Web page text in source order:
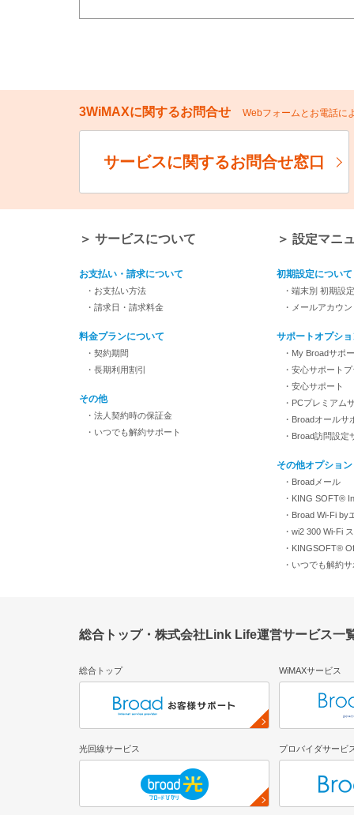
3WiMAXに関するお問合せ Webフォームとお電話に
サービスに関するお問合せ窓口
＞ サービスについて
お支払い・請求について
・お支払い方法
・請求日・請求料金
料金プランについて
・契約期間
・長期利用割引
その他
・法人契約時の保証金
・いつでも解約サポート
＞ 設定マニ
初期設定について
・端末別 初期設定
・メールアカウ
サポートオプシ
・My Broadサポ
・安心サポート
・安心サポート
・PCプレミアム
・Broadオールサ
・Broad訪問設定
その他オプション
・Broadメール
・KING SOFT®
・Broad Wi-Fi by
・wi2 300 Wi-Fi
・KINGSOFT®
・いつでも解約
総合トップ・株式会社Link Life運営サービス一
総合トップ WiMAXサービス
光回線サービス プロバイダサービ